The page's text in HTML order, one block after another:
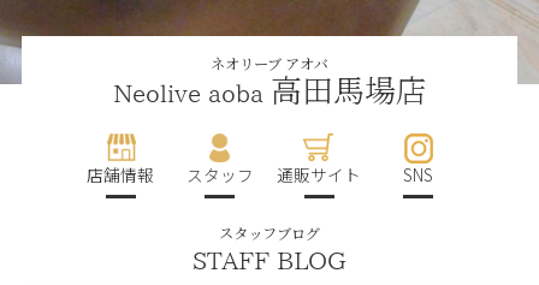
ネオリーブ アオバ
Neolive aoba 高田馬場店
店舗情報 スタッフ 通販サイト SNS
スタッフブログ
STAFF BLOG